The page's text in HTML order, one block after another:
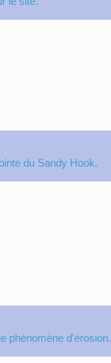
du Sandy Hook.
phénomène d'érosion.